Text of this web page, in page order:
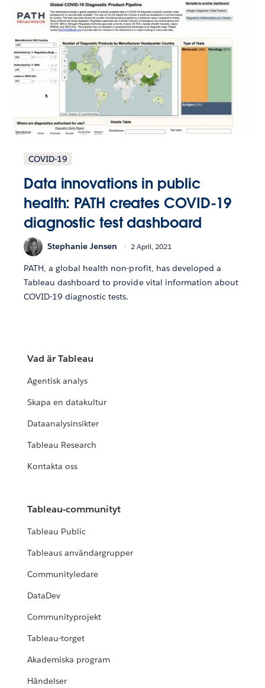
COVID-19
Data innovations in public
health: PATH creates COVID-19
diagnostic test dashboard
Stephanie Jensen 2 April, 2021
PATH, a global health non-profit, has developed a
Tableau dashboard to provide vital information about
COVID-19 diagnostic tests.
Vad är Tableau
Agentisk analys
Skapa en datakultur
Dataanalysinsikter
Tableau Research
Kontakta oss
Tableau-communityt
Tableau Public
Tableaus användargrupper
Communityledare
DataDev
Communityprojekt
Tableau-torget
Akademiska program
Händelser